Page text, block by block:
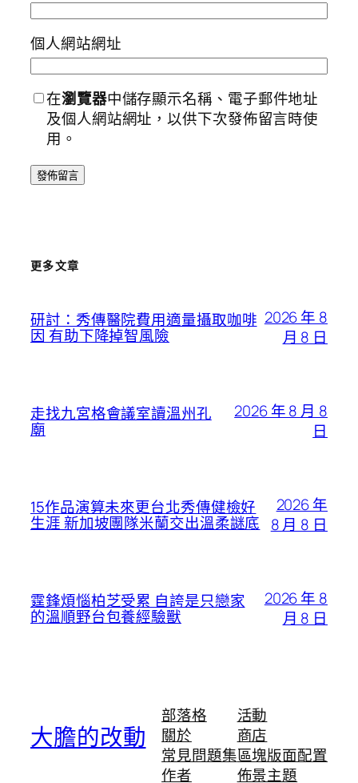
個人網站網址
在瀏覽器中儲存顯示名稱、電子郵件地址
及個人網站網址，以供下次發佈留言時使
用。
更多文章
研討：秀傳醫院費用適量攝取咖啡
因 有助下降掉智風險
2026 年 8
月 8 日
走找九宮格會議室讀溫州孔
廟
2026 年 8 月 8
日
15作品演算未來更台北秀傳健檢好
生涯 新加坡團隊米蘭交出溫柔謎底
2026 年
8 月 8 日
霆鋒煩惱柏芝受累 自誇是只戀家
的溫順野台包養經驗獸
2026 年 8
月 8 日
大膽的改動
部落格
關於
常見問題集
作者
活動
商店
區塊版面配置
佈景主題